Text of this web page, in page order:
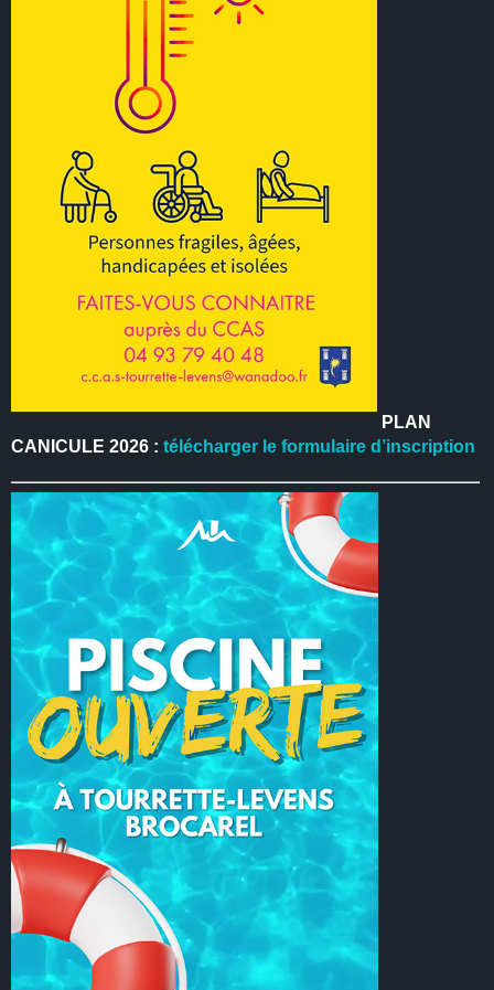
PLAN
CANICULE 2026 :télécharger le formulaire d’inscription